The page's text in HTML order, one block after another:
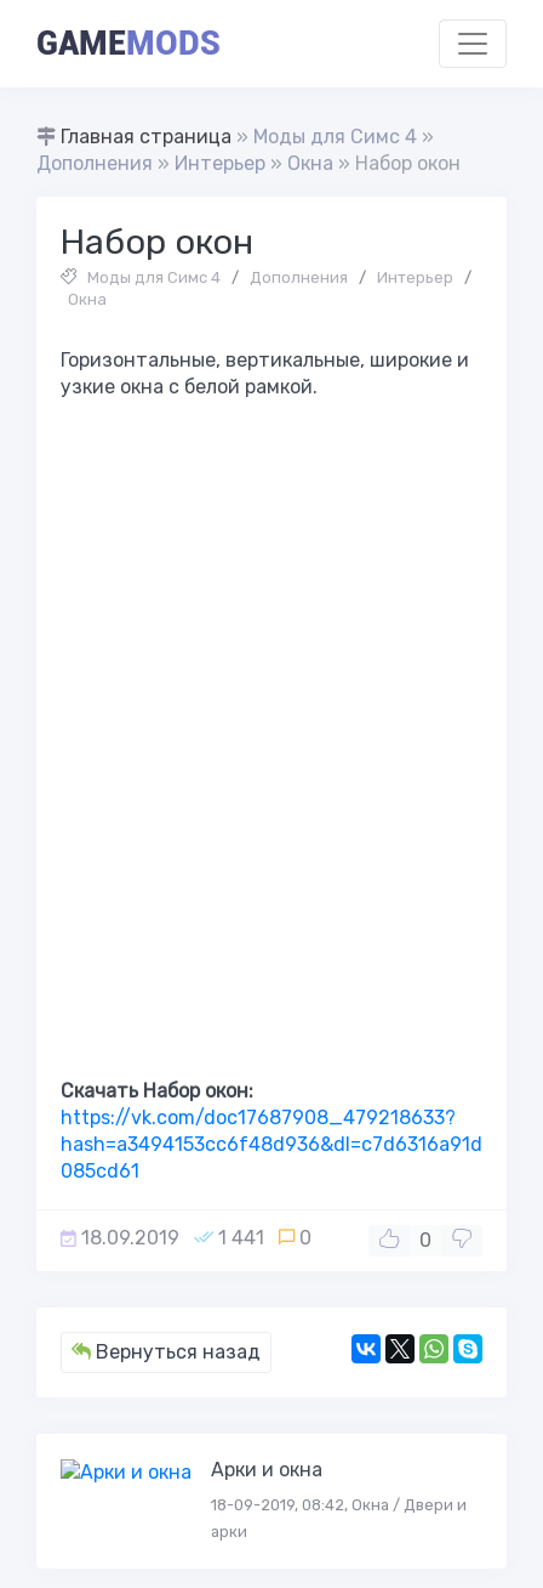
GAMEMODS
Главная страница » Моды для Симс 4 »
Дополнения » Интерьер » Окна » Набор окон
Набор окон
Моды для Симс 4 / Дополнения / Интерьер
/
Окна
Горизонтальные, вертикальные, широкие и
узкие окна с белой рамкой.
Скачать Набор окон:
https://vk.com/doc17687908_479218633?
hash=a3494153cc6f48d936&dl=c7d6316a91d
085cd61
18.09.2019 1 441 0 0
Вернуться назад
Арки и окна
18-09-2019, 08:42, Окна / Двери и
арки